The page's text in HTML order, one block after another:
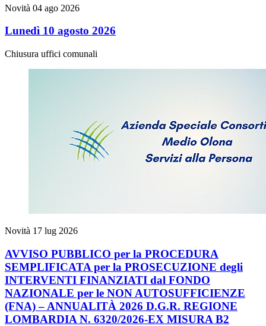
Novità 04 ago 2026
Lunedì 10 agosto 2026
Chiusura uffici comunali
Novità 17 lug 2026
AVVISO PUBBLICO per la PROCEDURA
SEMPLIFICATA per la PROSECUZIONE degli
INTERVENTI FINANZIATI dal FONDO
NAZIONALE per le NON AUTOSUFFICIENZE
(FNA) – ANNUALITÀ 2026 D.G.R. REGIONE
LOMBARDIA N. 6320/2026-EX MISURA B2